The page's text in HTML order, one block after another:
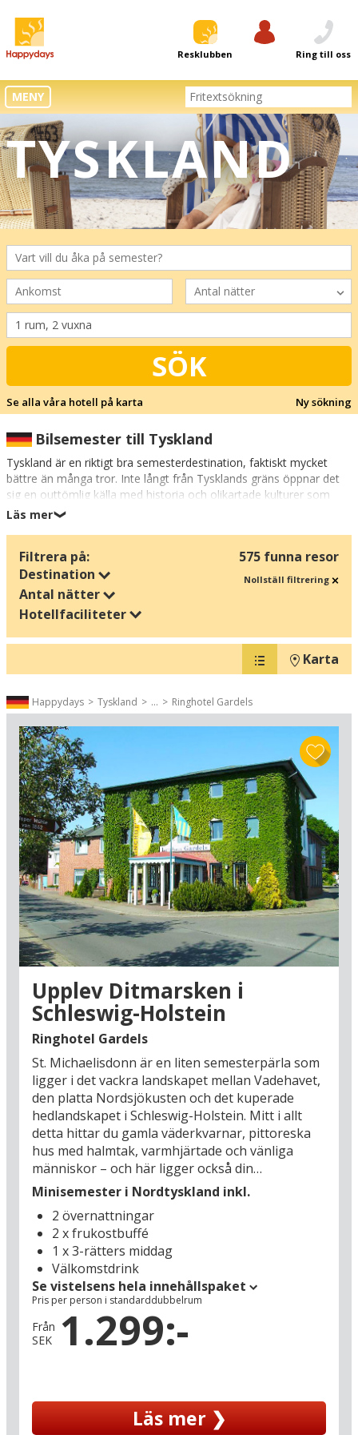
Resklubben Ring till oss
MENY
TYSKLAND
SÖK
Se alla våra hotell på karta Ny sökning
Bilsemester till Tyskland
Tyskland är en riktigt bra semesterdestination, faktiskt mycket
bättre än många tror. Inte långt från Tysklands gräns öppnar det
sig en outtömlig källa med historia och olikartade kulturer som
inte går att hitta någon annanstans i världen. Upplev korsvägen
världen i härliga Harz.
Oavsett vad du söker efter på din semester, kan du med säkerhet
hitta det i Tyskland. Storstadsupplevelser, historia, kultur, slott,
borgar, medeltidsstämning, julmarknader och shopping - här
finner du allt.
Klicka dig fram och se vilka upplevelser som väntar på dig på våra
Var finns det miljözoner i Tyskland?
I Tyskland har man miljözoner (Umweltzonen) i centrum av flera
större städer, bland annat Berlin, Hamburg, Hannover och
Bremen. Därför måste du köpa en miljödekal som ska klistras på
bilens framruta om du vill köra in i centrum av dessa tyska städer.
Kan du köpa en grön plakett till din bil (högsta miljömärkningen)
gäller den för ditt fordons hela livstid.
Var kan man beställa miljöplaketter om man ska till
Tyskland?
Du kan beställa din miljödekal online, t.ex. på umwelt-plakette.de.
Du kan också köpa miljöplaketter på Tüv- och DEKRA-
bilverkstäder i Tyskland.
Läs mer❯
Filtrera på:
575 funna resor
Destination
Antal nätter
Hotellfaciliteter
Nollställ filtrering
Karta
Happydays Tyskland ... Ringhotel Gardels
Upplev Ditmarsken i
Schleswig-Holstein
Ringhotel Gardels
St. Michaelisdonn är en liten semesterpärla som
ligger i det vackra landskapet mellan Vadehavet,
den platta Nordsjökusten och det kuperade
hedlandskapet i Schleswig-Holstein. Mitt i allt
detta hittar du gamla väderkvarnar, pittoreska
hus med halmtak, varmhjärtade och vänliga
människor – och här ligger också din
semesterbas Ringhotel Gardels som erbjuder
över 130 års tradition av gemytlig gästfrihet.
Från kustområdet, den så kallade Donnen, har
du en bra utsikt och vattnet är så nära att man
nästan känner lukten av havet. Upplev det
historiska naturlandskapet på ryggen av en
cykel eller häst, ta en runda golf under
golfsäsongen eller boka en rundflygning med
din hotellvärd Jan Peters i hans lilla
propellerflygplan. I Gardels restaurang kan du se
och spännande – men också rejält och hemlagat.
Minisemester i Nordtyskland inkl.
2 övernattningar
2 x frukostbuffé
1 x 3-rätters middag
Välkomstdrink
Se vistelsens hela innehållspaket
Pris per person i standarddubbelrum
Från
SEK
1.299:-
Läs mer ❯